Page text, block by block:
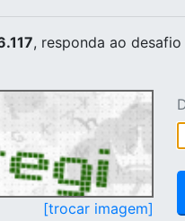
, responda ao desafio
[trocar imagem]